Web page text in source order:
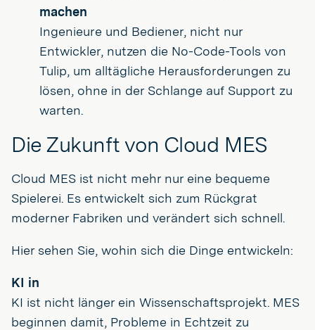
machen
Ingenieure und Bediener, nicht nur
Entwickler, nutzen die No-Code-Tools von
Tulip, um alltägliche Herausforderungen zu
lösen, ohne in der Schlange auf Support zu
warten.
Die Zukunft von Cloud MES
Cloud MES ist nicht mehr nur eine bequeme
Spielerei. Es entwickelt sich zum Rückgrat
moderner Fabriken und verändert sich schnell.
Hier sehen Sie, wohin sich die Dinge entwickeln:
KI in
KI ist nicht länger ein Wissenschaftsprojekt. MES
beginnen damit, Probleme in Echtzeit zu